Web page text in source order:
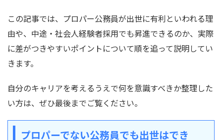
この記事では、プロパー公務員が出世に有利といわれる理
由や、中途・社会人経験者採用でも昇進できるのか、実際
に差がつきやすいポイントについて順を追って説明してい
きます。
自分のキャリアを考えるうえで何を意識すべきか整理した
い方は、ぜひ最後までご覧ください。
プロパーでない公務員でも出世はでき